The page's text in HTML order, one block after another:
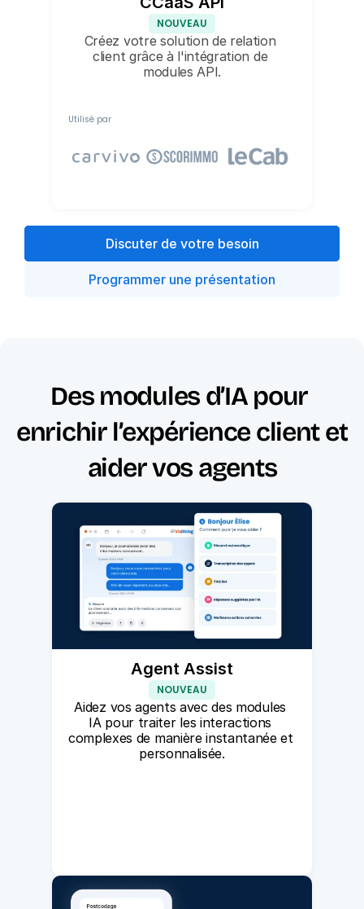
NOUVEAU
Créez votre solution de relation
client grâce à l'intégration de
modules API.
Utilisé par
Discuter de votre besoin
Programmer une présentation
Des modules d’IA pour
enrichir l’expérience client et
aider vos agents
Agent Assist
NOUVEAU
Aidez vos agents avec des modules
IA pour traiter les interactions
complexes de manière instantanée et
personnalisée.